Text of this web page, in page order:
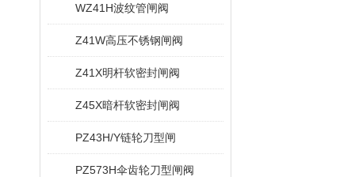
WZ41H波纹管闸阀
Z41W高压不锈钢闸阀
Z41X明杆软密封闸阀
Z45X暗杆软密封闸阀
PZ43H/Y链轮刀型闸
PZ573H伞齿轮刀型闸阀